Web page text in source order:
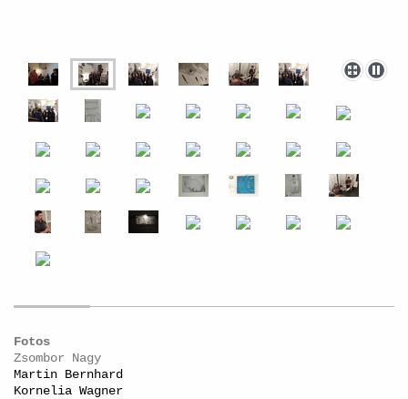
Fotos
Zsombor Nagy
Martin Bernhard
Kornelia Wagner